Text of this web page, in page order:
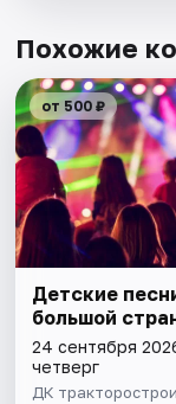
Похожие
от 500 ₽
Детские
большой
24 сентября
четверг
ДК